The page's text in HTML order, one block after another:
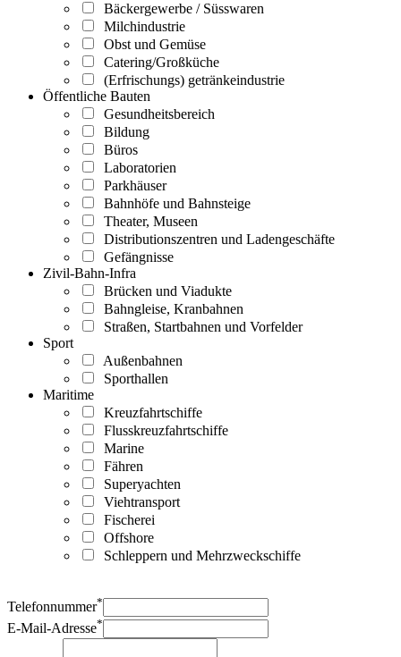
Bäckergewerbe / Süsswaren
Milchindustrie
Obst und Gemüse
Catering/Großküche
(Erfrischungs) getränkeindustrie
Öffentliche Bauten
Gesundheitsbereich
Bildung
Büros
Laboratorien
Parkhäuser
Bahnhöfe und Bahnsteige
Theater, Museen
Distributionszentren und Ladengeschäfte
Gefängnisse
Zivil-Bahn-Infra
Brücken und Viadukte
Bahngleise, Kranbahnen
Straßen, Startbahnen und Vorfelder
Sport
Außenbahnen
Sporthallen
Maritime
Kreuzfahrtschiffe
Flusskreuzfahrtschiffe
Marine
Fähren
Superyachten
Viehtransport
Fischerei
Offshore
Schleppern und Mehrzweckschiffe
Telefonnummer*
E-Mail-Adresse*